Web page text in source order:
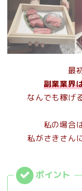
最
副業業界
なんでも稼げ
私の場合
私がさきさん